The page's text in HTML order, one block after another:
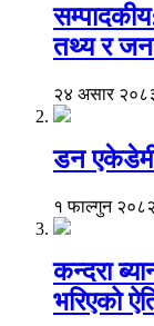
तथ्य र
२४ असार
डन
१ फाल्गुन
कन्दरा
भरिएको